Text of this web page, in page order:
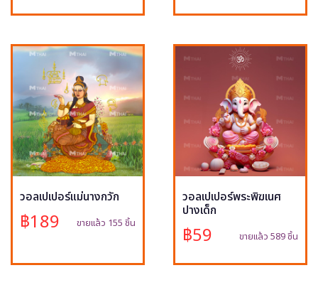
วอลเปเปอร์แม่นางกวัก
฿189 ขายแล้ว 155 ชิ้น
วอลเปเปอร์พระพิฆเนศ
ปางเด็ก
฿59 ขายแล้ว 589 ชิ้น